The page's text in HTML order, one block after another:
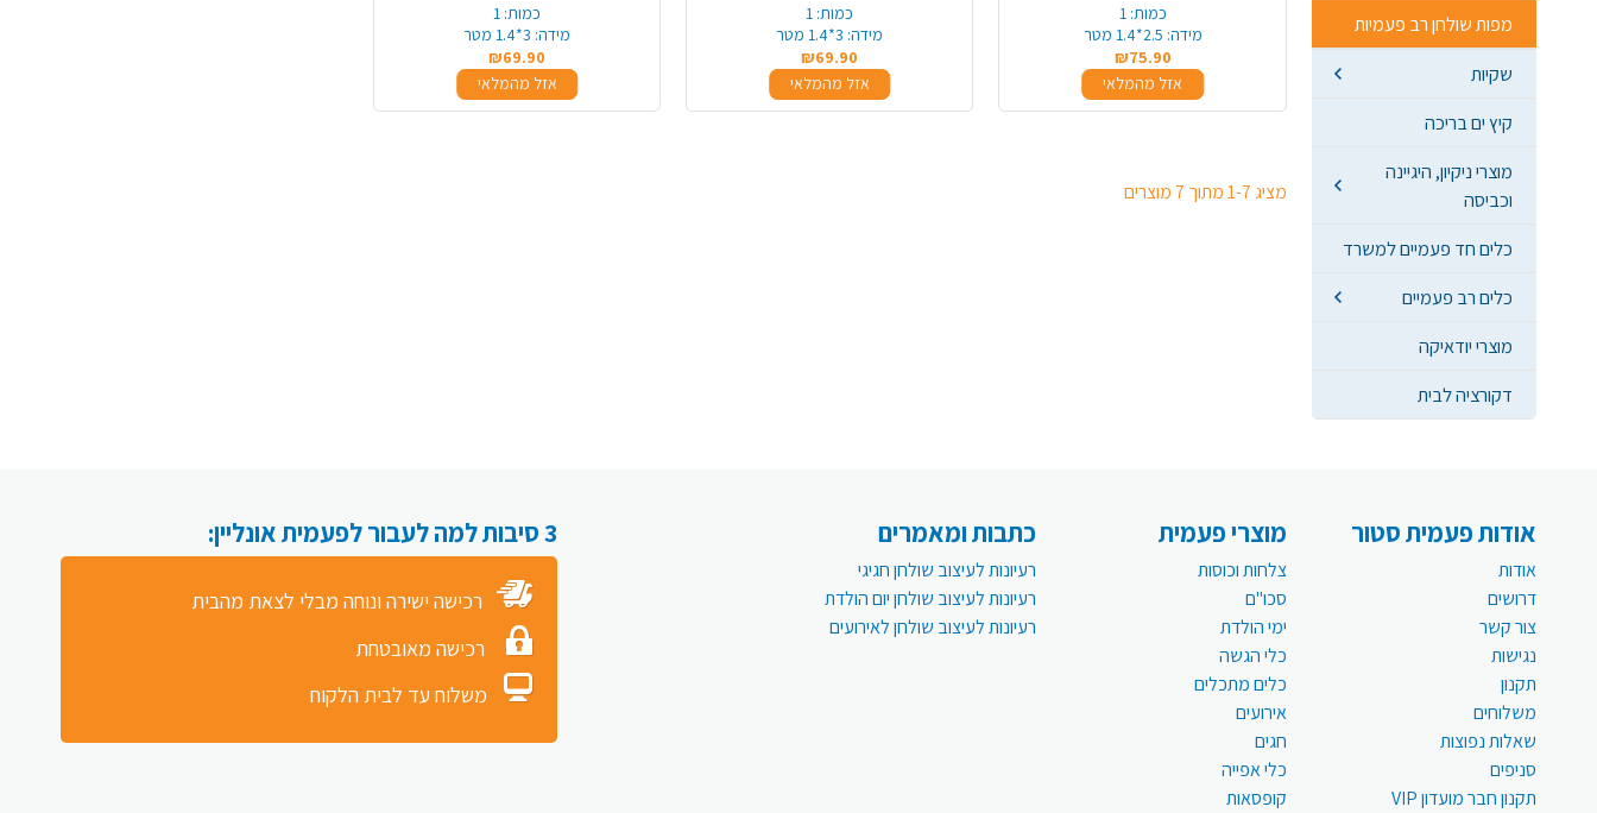
מפות שולחן רב פעמיות
שקיות
קיץ ים בריכה
מוצרי ניקיון, היגיינה
וכביסה
כלים חד פעמיים למשרד
כלים רב פעמיים
מוצרי יודאיקה
דקורציה לבית
כמות: 1
מידה: 2.5*1.4 מטר
₪75.90
אזל מהמלאי
כמות: 1
מידה: 3*1.4 מטר
₪69.90
אזל מהמלאי
כמות: 1
מידה: 3*1.4 מטר
₪69.90
אזל מהמלאי
מציג 1-7 מתוך 7 מוצרים
אודות פעמית סטור
אודות
דרושים
צור קשר
נגישות
תקנון
משלוחים
שאלות נפוצות
סניפים
תקנון חבר מועדון VIP
מוצרי פעמית
צלחות וכוסות
סכו"ם
ימי הולדת
כלי הגשה
כלים מתכלים
אירועים
חגים
כלי אפייה
קופסאות
כתבות ומאמרים
רעיונות לעיצוב שולחן חגיגי
רעיונות לעיצוב שולחן יום הולדת
רעיונות לעיצוב שולחן לאירועים
3 סיבות למה לעבור לפעמית אונליין:
רכישה ישירה ונוחה מבלי לצאת מהבית
רכישה מאובטחת
משלוח עד לבית הלקוח